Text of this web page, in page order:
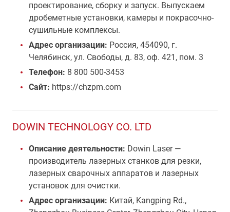
проектирование, сборку и запуск. Выпускаем
дробеметные установки, камеры и покрасочно-
сушильные комплексы.
Адрес организации: Россия, 454090, г.
Челябинск, ул. Свободы, д. 83, оф. 421, пом. 3
Телефон: 8 800 500-3453
Сайт: https://chzpm.com
DOWIN TECHNOLOGY CO. LTD
Описание деятельности: Dowin Laser —
производитель лазерных станков для резки,
лазерных сварочных аппаратов и лазерных
установок для очистки.
Адрес организации: Китай, Kangping Rd.,